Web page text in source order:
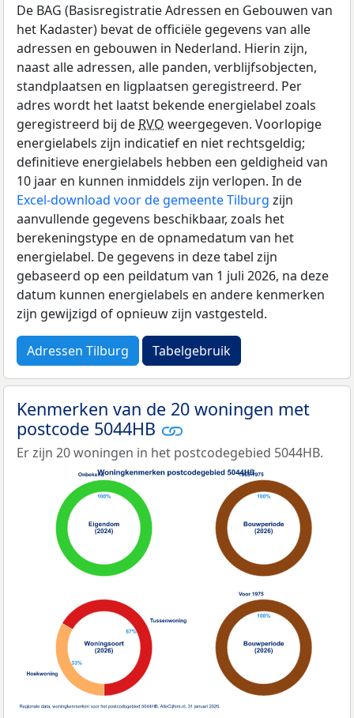
De BAG (Basisregistratie Adressen en Gebouwen van
het Kadaster) bevat de officiële gegevens van alle
adressen en gebouwen in Nederland. Hierin zijn,
naast alle adressen, alle panden, verblijfsobjecten,
standplaatsen en ligplaatsen geregistreerd. Per
adres wordt het laatst bekende energielabel zoals
geregistreerd bij de RVO weergegeven. Voorlopige
energielabels zijn indicatief en niet rechtsgeldig;
definitieve energielabels hebben een geldigheid van
10 jaar en kunnen inmiddels zijn verlopen. In de
Excel-download voor de gemeente Tilburg zijn
aanvullende gegevens beschikbaar, zoals het
berekeningstype en de opnamedatum van het
energielabel. De gegevens in deze tabel zijn
gebaseerd op een peildatum van 1 juli 2026, na deze
datum kunnen energielabels en andere kenmerken
zijn gewijzigd of opnieuw zijn vastgesteld.
Adressen Tilburg Tabelgebruik
Kenmerken van de 20 woningen met
postcode 5044HB
Er zijn 20 woningen in het postcodegebied 5044HB.